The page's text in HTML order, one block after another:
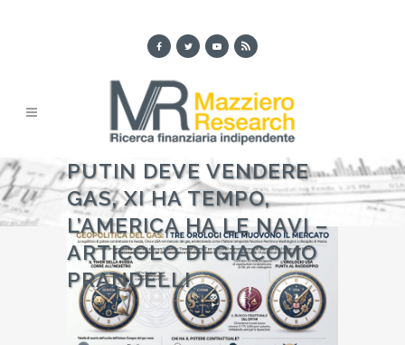
PUTIN DEVE VENDERE
GAS, XI HA TEMPO,
L’AMERICA HA LE NAVI –
ARTICOLO DI GIACOMO
PRANDELLI